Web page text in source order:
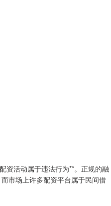
资活动属于违法行为**。正规的融
市场上许多配资平台属于民间借